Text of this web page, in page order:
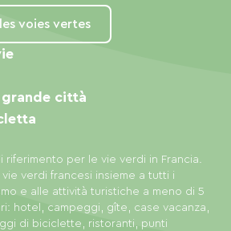
voies vertes
riferimento per le vie verdi in Francia.
verdi francesi insieme a tutti i
e alle attività turistiche a meno di 5
hotel, campeggi, gîte, case vacanza,
di biciclette, ristoranti, punti
grande città